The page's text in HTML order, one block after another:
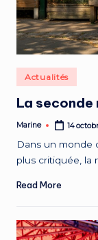
Posted
in
Actualités
La seconde
Posted
Marine 14
Dans un monde
plus critiquée, la
Read More